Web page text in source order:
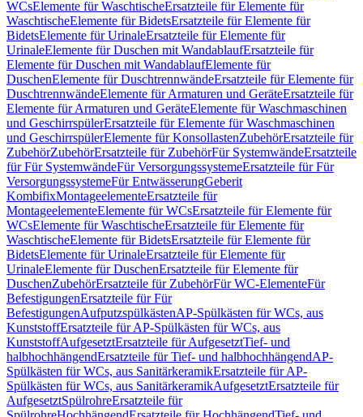
WCsElemente für WaschtischeErsatzteile für Elemente für
WaschtischeElemente für BidetsErsatzteile für Elemente für
BidetsElemente für UrinaleErsatzteile für Elemente für
UrinaleElemente für Duschen mit WandablaufErsatzteile für
Elemente für Duschen mit WandablaufElemente für
DuschenElemente für DuschtrennwändeErsatzteile für Elemente für
DuschtrennwändeElemente für Armaturen und GeräteErsatzteile für
Elemente für Armaturen und GeräteElemente für Waschmaschinen
und GeschirrspülerErsatzteile für Elemente für Waschmaschinen
und GeschirrspülerElemente für KonsollastenZubehörErsatzteile für
ZubehörZubehörErsatzteile für ZubehörFür SystemwändeErsatzteile
für Für SystemwändeFür VersorgungssystemeErsatzteile für Für
VersorgungssystemeFür EntwässerungGeberit
KombifixMontageelementeErsatzteile für
MontageelementeElemente für WCsErsatzteile für Elemente für
WCsElemente für WaschtischeErsatzteile für Elemente für
WaschtischeElemente für BidetsErsatzteile für Elemente für
BidetsElemente für UrinaleErsatzteile für Elemente für
UrinaleElemente für DuschenErsatzteile für Elemente für
DuschenZubehörErsatzteile für ZubehörFür WC-ElementeFür
BefestigungenErsatzteile für Für
BefestigungenAufputzspülkästenAP-Spülkästen für WCs, aus
KunststoffErsatzteile für AP-Spülkästen für WCs, aus
KunststoffAufgesetztErsatzteile für AufgesetztTief- und
halbhochhängendErsatzteile für Tief- und halbhochhängendAP-
Spülkästen für WCs, aus SanitärkeramikErsatzteile für AP-
Spülkästen für WCs, aus SanitärkeramikAufgesetztErsatzteile für
AufgesetztSpülrohreErsatzteile für